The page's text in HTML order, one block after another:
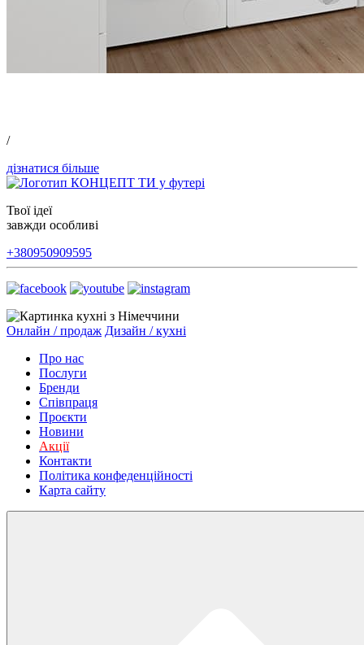
/
дізнатися більше
Твої ідеї
завжди особливі
+380950909595
Онлайн / продаж Дизайн / кухні
Про нас
Послуги
Бренди
Співпраця
Проєкти
Новини
Акції
Контакти
Політика конфеденційності
Карта сайту